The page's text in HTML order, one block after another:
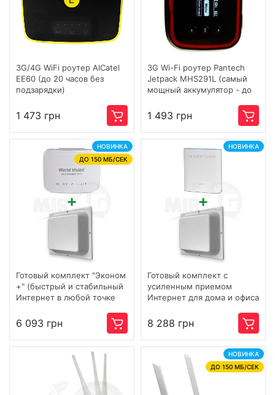
3G/4G WiFi роутер AlCatel
EE60 (до 20 часов без
подзарядки)
1 473 грн
3G Wi-Fi роутер Pantech
Jetpack MHS291L (самый
мощный аккумулятор - до
1 493 грн
НОВИНКА
ДО 150 МБ/СЕК
Готовый комплект "Эконом
+" (быстрый и стабильный
Интернет в любой точке
количества подключений)
6 093 грн
НОВИНКА
Готовый комплект с
усиленным приемом
Интернет для дома и офиса
установке, обеспечивает
скорость до 600 мбит) Wi-
Fi / 4G / 3G / LTE
8 288 грн
НОВИНКА
ДО 150 МБ/СЕК